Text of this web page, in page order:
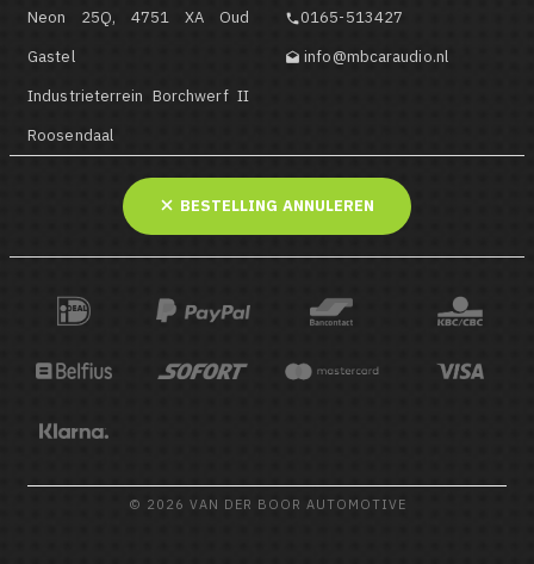
Neon 25Q, 4751 XA Oud
Gastel
Industrieterrein Borchwerf II
Roosendaal
0165-513427
 info@mbcaraudio.nl
BESTELLING ANNULEREN
© 2026 VAN DER BOOR AUTOMOTIVE